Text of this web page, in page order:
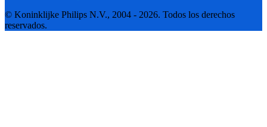
© Koninklijke Philips N.V., 2004 - 2026. Todos los derechos
reservados.